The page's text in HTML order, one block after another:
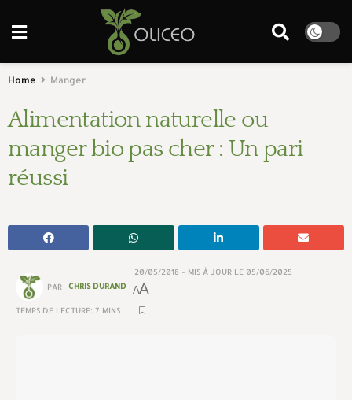
Home Manger
Alimentation naturelle ou
manger bio pas cher : Un pari
réussi
PAR CHRIS DURAND
TEMPS DE LECTURE: 7 MINS
20/05/2018 - MIS À JOUR LE 05/06/2025
AA